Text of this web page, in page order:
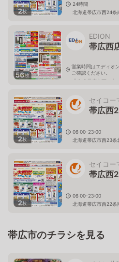
2枚
24時間
北海道帯広市西24条
56枚
EDION
帯広西
営業時間はエディオ
ご確認ください。
北海道帯広市西二十
2枚
セイコー
帯広西
06:00-23:00
北海道帯広市西23条
2枚
セイコー
帯広西
06:00-23:00
北海道帯広市西22条
帯広市のチラシを見る